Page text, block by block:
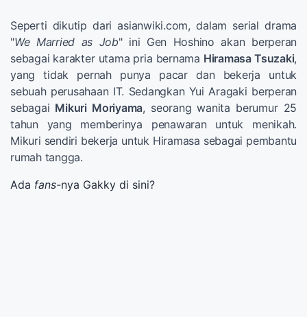
Seperti dikutip dari asianwiki.com, dalam serial drama
"We Married as Job" ini Gen Hoshino akan berperan
sebagai karakter utama pria bernama Hiramasa Tsuzaki,
yang tidak pernah punya pacar dan bekerja untuk
sebuah perusahaan IT. Sedangkan Yui Aragaki berperan
sebagai Mikuri Moriyama, seorang wanita berumur 25
tahun yang memberinya penawaran untuk menikah.
Mikuri sendiri bekerja untuk Hiramasa sebagai pembantu
rumah tangga.
Ada fans-nya Gakky di sini?